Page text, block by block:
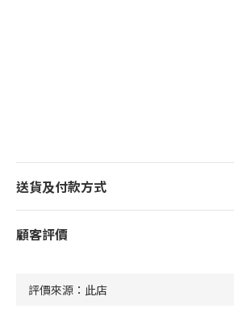
送貨及付款方式
顧客評價